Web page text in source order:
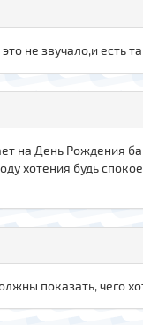
не звучало,и есть
на День Рождения
хотения будь
показать, чего